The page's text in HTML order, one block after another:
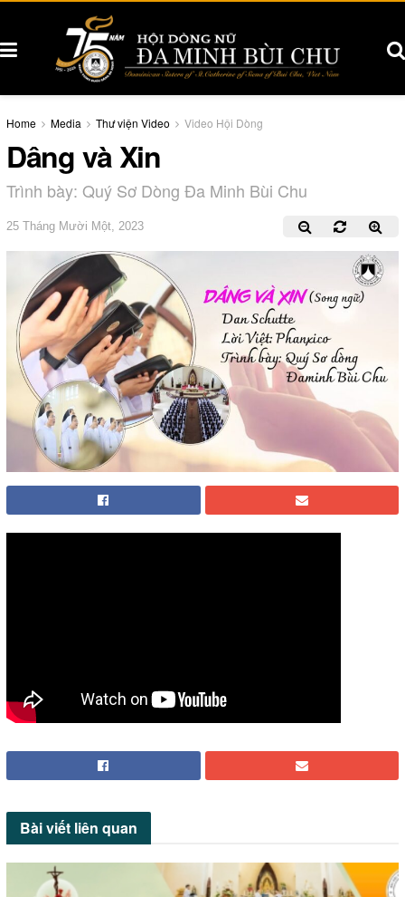
Home Media Thư viện Video Video Hội Dòng
Dâng và Xin
Trình bày: Quý Sơ Dòng Đa Minh Bùi Chu
25 Tháng Mười Một, 2023
Bài viết liên quan